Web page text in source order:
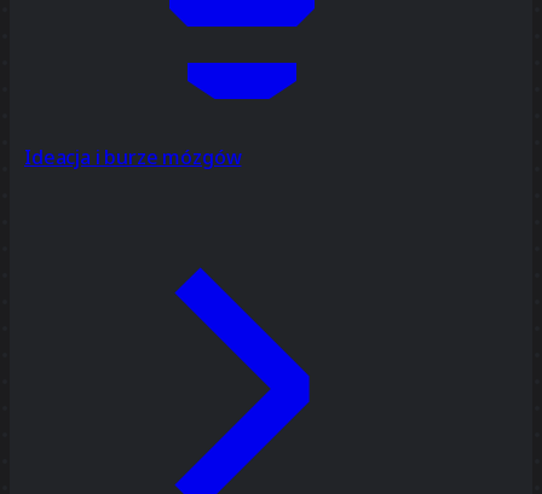
Ideacja i burze mózgów